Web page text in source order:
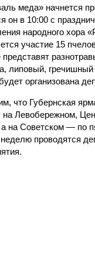
меда» начнется
он в 10:00 с
народного хора
участие 15
представят
липовый,
организована
что Губернская
на Левобережном,
на Советском — по
проводятся